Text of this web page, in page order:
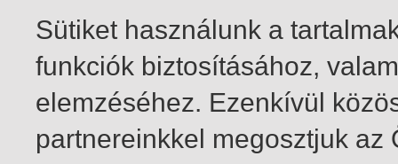
Sütiket használunk a
funkciók biztosításához,
elemzéséhez. Ezenkívül
partnereinkkel megosztjuk